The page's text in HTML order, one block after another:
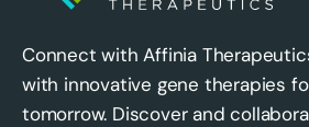
Connect with Affinia
with innovative gene therapies
tomorrow. Discover and